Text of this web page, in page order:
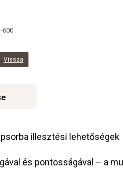
600
Vissza
illesztési lehetőségek
és pontosságával – a